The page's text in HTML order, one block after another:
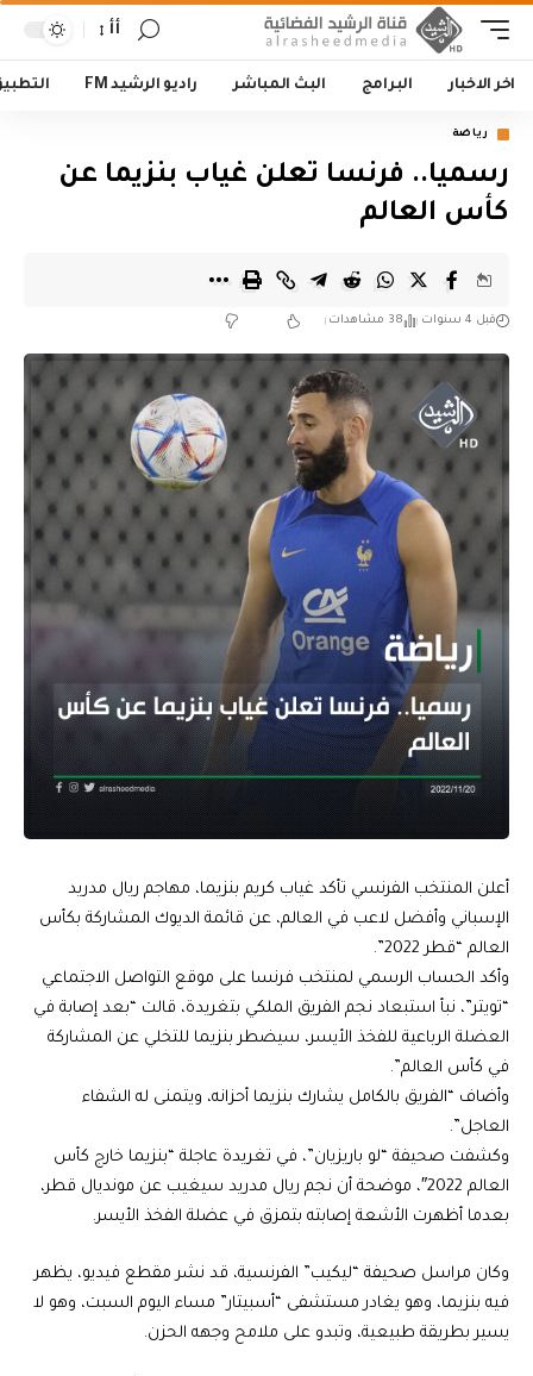
أأ
اخر الاخبار البرامج البث المباشر راديو الرشيد FM
رياضة
رسميا.. فرنسا تعلن غياب بنزيما عن
كأس العالم
قبل 4 سنوات 38 مشاهدات
أعلن المنتخب الفرنسي تأكد غياب كريم بنزيما، مهاجم ريال مدريد
الإسباني وأفضل لاعب في العالم، عن قائمة الديوك المشاركة بكأس
العالم “قطر 2022”.
وأكد الحساب الرسمي لمنتخب فرنسا على موقع التواصل الاجتماعي
“تويتر”، نبأ استبعاد نجم الفريق الملكي بتغريدة، قالت “بعد إصابة في
العضلة الرباعية للفخذ الأيسر، سيضطر بنزيما للتخلي عن المشاركة
في كأس العالم”.
وأضاف “الفريق بالكامل يشارك بنزيما أحزانه، ويتمنى له الشفاء
العاجل”.
وكشفت صحيفة “لو باريزيان”، في تغريدة عاجلة “بنزيما خارج كأس
العالم 2022″، موضحة أن نجم ريال مدريد سيغيب عن مونديال قطر،
بعدما أظهرت الأشعة إصابته بتمزق في عضلة الفخذ الأيسر.
وكان مراسل صحيفة “ليكيب” الفرنسية، قد نشر مقطع فيديو، يظهر
فيه بنزيما، وهو يغادر مستشفى “أسبيتار” مساء اليوم السبت، وهو لا
يسير بطريقة طبيعية، وتبدو على ملامح وجهه الحزن.